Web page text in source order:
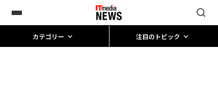
カテゴリー 注目のトピック